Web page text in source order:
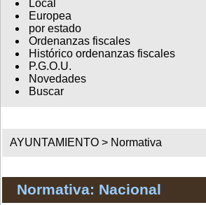
Local
Europea
por estado
Ordenanzas fiscales
Histórico ordenanzas fiscales
P.G.O.U.
Novedades
Buscar
AYUNTAMIENTO > Normativa
Normativa: Nacional